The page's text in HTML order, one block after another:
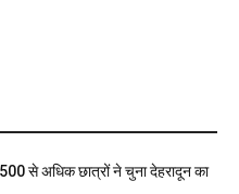
से अधिक छात्रों ने चुना देहरादून का